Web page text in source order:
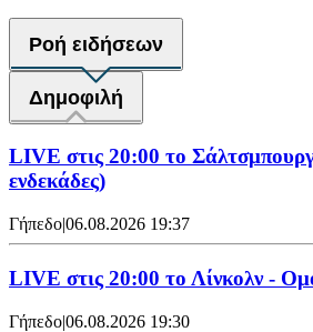
Ροή ειδήσεων
Δημοφιλή
LIVE στις 20:00 το
ενδεκάδες)
Γήπεδο|06.08.2026 19:37
LIVE στις 20:00 το Λίνκολν -
Γήπεδο|06.08.2026 19:30